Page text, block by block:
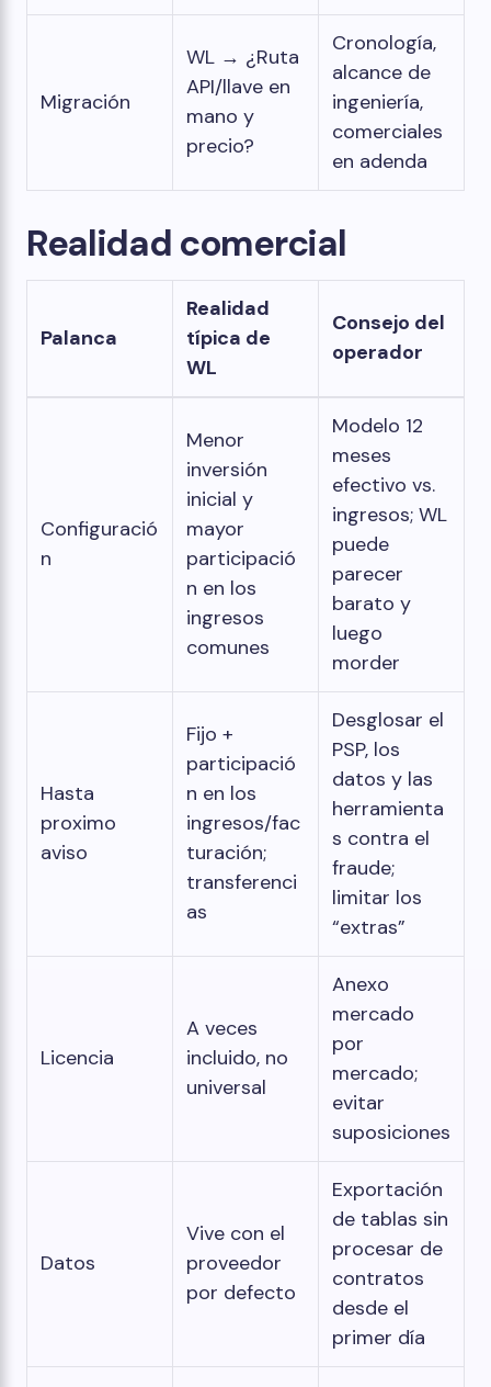
Migración
WL → ¿Ruta
API/llave en
mano y
precio?
Cronología,
alcance de
ingeniería,
comerciales
en adenda
Realidad comercial
Palanca
Realidad
típica de
WL
Consejo del
operador
Configuració
n
Menor
inversión
inicial y
mayor
participació
n en los
ingresos
comunes
Modelo 12
meses
efectivo vs.
ingresos; WL
puede
parecer
barato y
luego
morder
Hasta
proximo
aviso
Fijo +
participació
n en los
ingresos/fac
turación;
transferenci
as
Desglosar el
PSP, los
datos y las
herramienta
s contra el
fraude;
limitar los
“extras”
Licencia
A veces
incluido, no
universal
Anexo
mercado
por
mercado;
evitar
suposiciones
Datos
Vive con el
proveedor
por defecto
Exportación
de tablas sin
procesar de
contratos
desde el
primer día